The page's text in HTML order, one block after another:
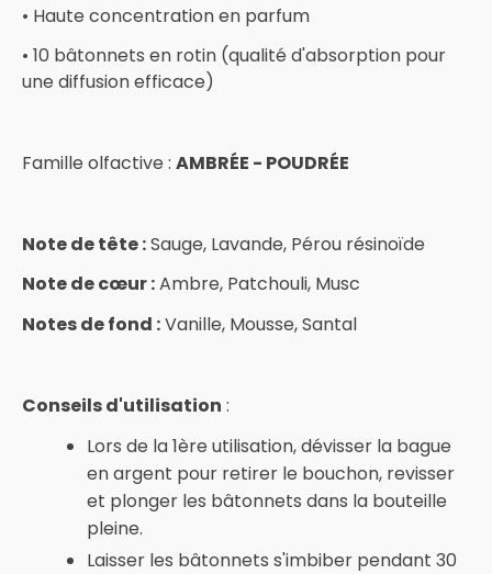
• Haute concentration en parfum
• 10 bâtonnets en rotin (qualité d'absorption pour
une diffusion efficace)
Famille olfactive : AMBRÉE - POUDRÉE
Note de tête :Sauge, Lavande, Pérou résinoïde
Note de cœur :Ambre, Patchouli, Musc
Notes de fond :Vanille, Mousse, Santal
Conseils d'utilisation :
Lors de la 1ère utilisation, dévisser la bague
en argent pour retirer le bouchon, revisser
et plonger les bâtonnets dans la bouteille
pleine.
Laisser les bâtonnets s'imbiber pendant 30